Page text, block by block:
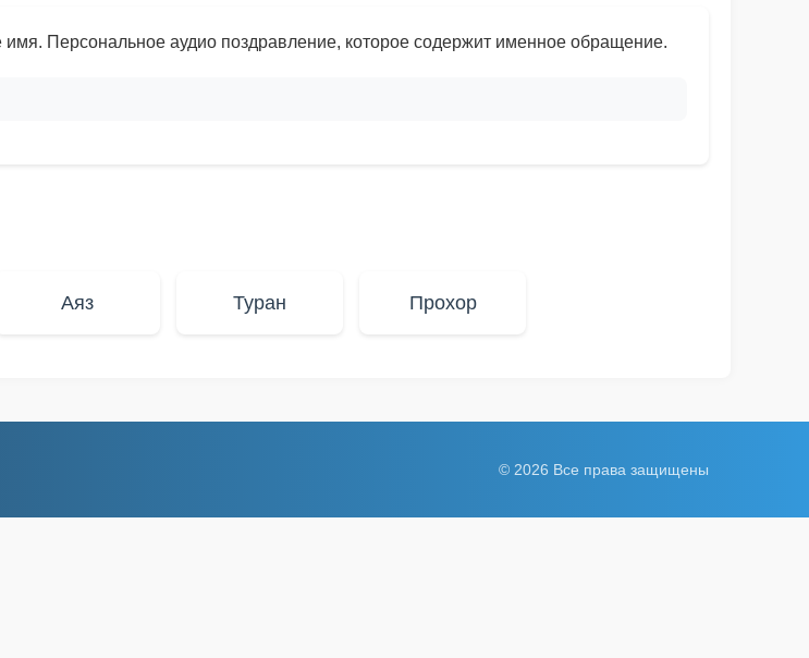
Персональное аудио поздравление, которое содержит именное обращение.
Аяз Туран Прохор
© 2026 Все права защищены